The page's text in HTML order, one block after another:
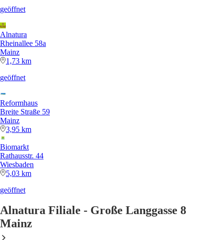
geöffnet
Alnatura
Rheinallee 58a
Mainz
1,73 km
geöffnet
Reformhaus
Breite Straße 59
Mainz
3,95 km
Biomarkt
Rathausstr. 44
Wiesbaden
5,03 km
geöffnet
Alnatura Filiale - Große Langgasse 8
Mainz